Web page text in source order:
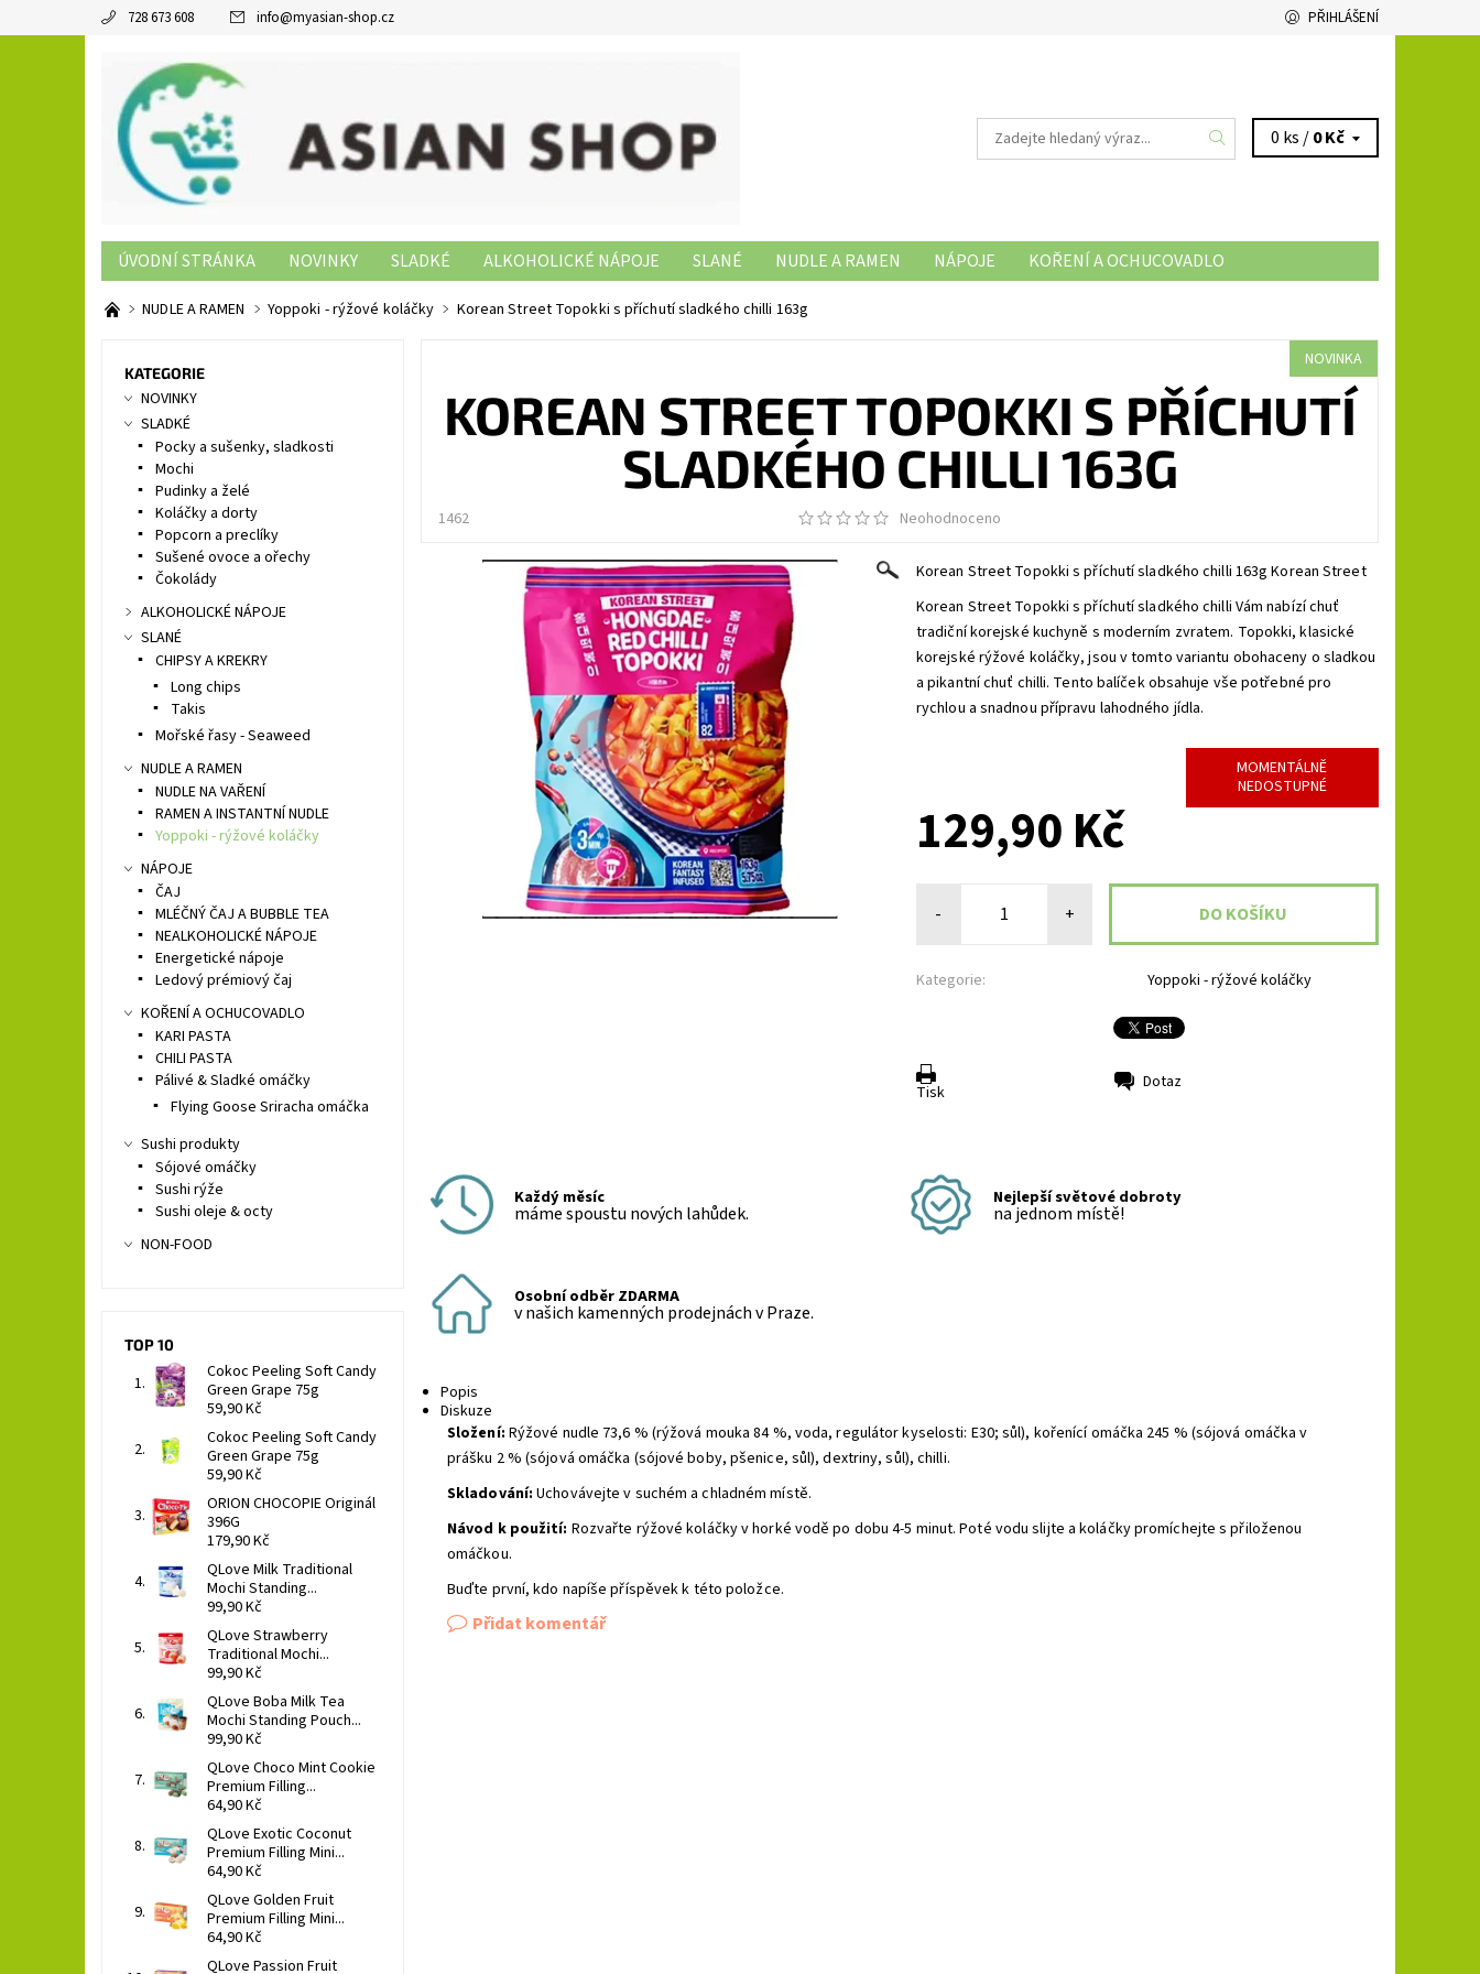
728 673 608 info@myasian-shop.cz PŘIHLÁŠENÍ
0 ks /0 Kč
ÚVODNÍ STRÁNKA NOVINKY SLADKÉ ALKOHOLICKÉ NÁPOJE SLANÉ NUDLE A RAMEN NÁPOJE
KOŘENÍ A OCHUCOVADLO
SUSHI PRODUKTY
NON-FOOD KONTAKTY NAŠE PRODEJNY
NUDLE A RAMEN Yoppoki - rýžové koláčky Korean Street Topokki s příchutí sladkého chilli 163g
NOVINKA
KOREAN STREET TOPOKKI S PŘÍCHUTÍ
SLADKÉHO CHILLI 163G
1462 Neohodnoceno
Korean Street Topokki s příchutí sladkého chilli 163g Korean Street
Korean Street Topokki s příchutí sladkého chilli Vám nabízí chuť
tradiční korejské kuchyně s moderním zvratem. Topokki, klasické
korejské rýžové koláčky, jsou v tomto variantu obohaceny o sladkou
a pikantní chuť chilli. Tento balíček obsahuje vše potřebné pro
rychlou a snadnou přípravu lahodného jídla.
MOMENTÁLNĚ
NEDOSTUPNÉ
129,90 Kč
- +
Kategorie: Yoppoki - rýžové koláčky
Tisk Dotaz
Každý měsíc
máme spoustu nových lahůdek.
Nejlepší světové dobroty
na jednom místě!
Osobní odběr ZDARMA
v našich kamenných prodejnách v Praze.
Popis
Diskuze
Složení: Rýžové nudle 73,6 % (rýžová mouka 84 %, voda, regulátor kyselosti: E30; sůl), kořenící omáčka 245 % (sójová omáčka v
prášku 2 % (sójová omáčka (sójové boby, pšenice, sůl), dextriny, sůl), chilli.
Skladování: Uchovávejte v suchém a chladném místě.
Návod k použití: Rozvařte rýžové koláčky v horké vodě po dobu 4-5 minut. Poté vodu slijte a koláčky promíchejte s přiloženou
omáčkou.
Buďte první, kdo napíše příspěvek k této položce.
Přidat komentář
KATEGORIE
NOVINKY
SLADKÉ
Pocky a sušenky, sladkosti
Mochi
Pudinky a želé
Koláčky a dorty
Popcorn a preclíky
Sušené ovoce a ořechy
Čokolády
ALKOHOLICKÉ NÁPOJE
SLANÉ
CHIPSY A KREKRY
Long chips
Takis
Mořské řasy - Seaweed
NUDLE A RAMEN
NUDLE NA VAŘENÍ
RAMEN A INSTANTNÍ NUDLE
Yoppoki - rýžové koláčky
NÁPOJE
ČAJ
MLÉČNÝ ČAJ A BUBBLE TEA
NEALKOHOLICKÉ NÁPOJE
Energetické nápoje
Ledový prémiový čaj
KOŘENÍ A OCHUCOVADLO
KARI PASTA
CHILI PASTA
Pálivé & Sladké omáčky
Flying Goose Sriracha omáčka
Sushi produkty
Sójové omáčky
Sushi rýže
Sushi oleje & octy
NON-FOOD
TOP 10
Cokoc Peeling Soft Candy
Green Grape 75g
59,90 Kč
Cokoc Peeling Soft Candy
Green Grape 75g
59,90 Kč
ORION CHOCOPIE Originál
396G
179,90 Kč
QLove Milk Traditional
Mochi Standing...
99,90 Kč
QLove Strawberry
Traditional Mochi...
99,90 Kč
QLove Boba Milk Tea
Mochi Standing Pouch...
99,90 Kč
QLove Choco Mint Cookie
Premium Filling...
64,90 Kč
QLove Exotic Coconut
Premium Filling Mini...
64,90 Kč
QLove Golden Fruit
Premium Filling Mini...
64,90 Kč
QLove Passion Fruit